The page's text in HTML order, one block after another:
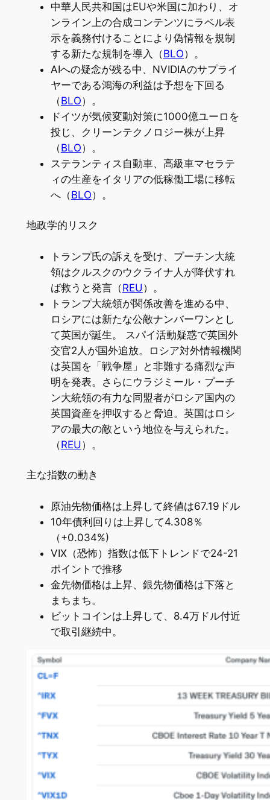
中華人民共和国はEUや米国に加わり、オ
ンライン上の合成コンテンツにラベル表
示を義務付けることにより偽情報を規制
する新たな規制を導入（BLO）。
AIへの疑念が残る中、NVIDIAのサプライ
ヤーである鴻海の利益は予想を下回る
（BLO）。
ドイツが気候変動対策に1000億ユーロを
投じ、クリーンテクノロジー株が上昇
（BLO）。
ステランティス自動車、高級車マセラテ
ィの生産をイタリアの低稼働工場に移転
へ（BLO）。
地政学的リスク
トランプ氏の訴えを受け、プーチン大統
領はクルスクのウクライナ人が降伏すれ
ば救うと発言（REU）。
トランプ大統領が関係改善を進める中、
ロシアには新たな公敵ナンバーワンとし
て英国が誕生。 スパイ活動疑惑で英国外
交官2人が国外追放。ロシア対外情報機関
は英国を「戦争屋」と非難する痛烈な声
明を発表。さらにウラジミール・プーチ
ン大統領の有力な同盟者がロシア国内の
英国資産を押収すると脅迫。英国はロシ
アの最大の敵という地位を与えられた。
（REU）。
主な指数の動き
原油先物価格は上昇して終値は67.19ドル
10年債利回りは上昇して4.308％
（+0.034%)
VIX（恐怖）指数は低下トレンドで24-21
ポイントで推移
金先物価格は上昇、銀先物価格は下落と
まちまち。
ビットコインは上昇して、8.4万ドル付近
で取引継続中。